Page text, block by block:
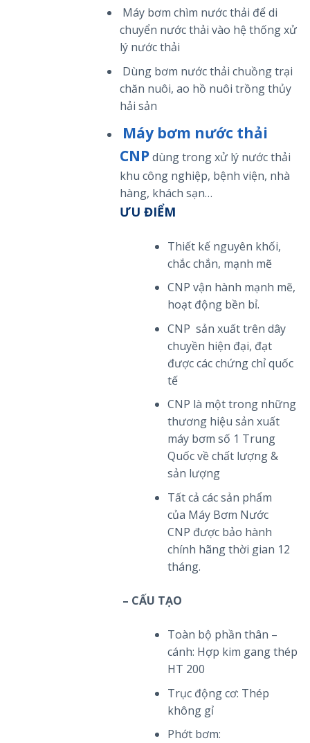
Máy bơm chìm nước thải để di
chuyển nước thải vào hệ thống xử
lý nước thải
Dùng bơm nước thải chuồng trại
chăn nuôi, ao hồ nuôi trồng thủy
hải sản
Máy bơm nước thải
CNPdùng trong xử lý nước thải
khu công nghiệp, bệnh viện, nhà
hàng, khách sạn…
ƯU ĐIỂM
Thiết kế nguyên khối,
chắc chắn, mạnh mẽ
CNP vận hành mạnh mẽ,
hoạt động bền bỉ.
CNP sản xuất trên dây
chuyền hiện đại, đạt
được các chứng chỉ quốc
tế
CNP là một trong những
thương hiệu sản xuất
máy bơm số 1 Trung
Quốc về chất lượng &
sản lượng
Tất cả các sản phẩm
của Máy Bơm Nước
CNP được bảo hành
chính hãng thời gian 12
tháng.
– CẤU TẠO
Toàn bộ phần thân –
cánh: Hợp kim gang thép
HT 200
Trục động cơ: Thép
không gỉ
Phớt bơm: